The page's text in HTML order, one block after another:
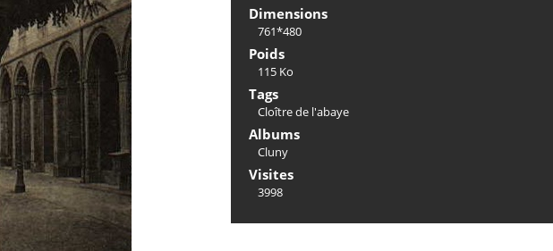
Dimensions
761*480
Poids
115 Ko
Tags
Cloître de l'abaye
Albums
Cluny
Visites
3998